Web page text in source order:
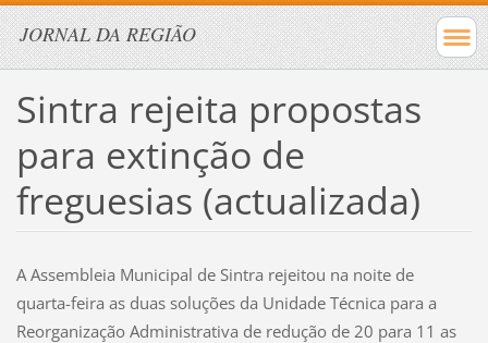
JORNAL DA REGIÃO
Sintra rejeita propostas
para extinção de
freguesias (actualizada)
A Assembleia Municipal de Sintra rejeitou na noite de
quarta-feira as duas soluções da Unidade Técnica para a
Reorganização Administrativa de redução de 20 para 11 as